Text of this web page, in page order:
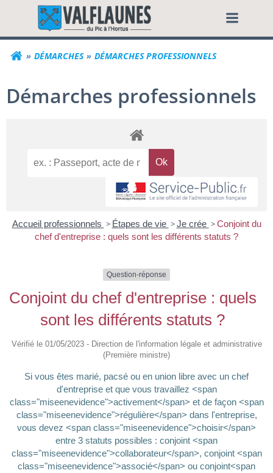
contenuCommune de
DÉMARCHES DÉMARCHES PROFESSIONNELS
Démarches professionnels
Accueil professionnels > Étapes de vie > Je crée > Conjoint du
chef d'entreprise : quels sont les différents statuts ?
Question-réponse
Conjoint du chef d'entreprise : quels
sont les différents statuts ?
Vérifié le 01/05/2023 - Direction de l'information légale et administrative
(Première ministre)
Si vous êtes marié, pacsé ou en union libre avec un chef
d'entreprise et que vous travaillez <span
class="miseenevidence">activement</span> et de façon <span
class="miseenevidence">régulière</span> dans l'entreprise,
vous devez <span class="miseenevidence">choisir</span>
entre 3 statuts possibles : conjoint <span
class="miseenevidence">collaborateur</span>, conjoint <span
class="miseenevidence">associé</span> ou conjoint<span